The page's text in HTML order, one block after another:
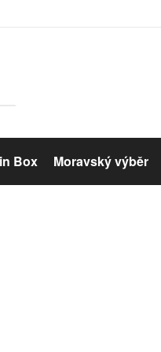
Box Moravský výběr